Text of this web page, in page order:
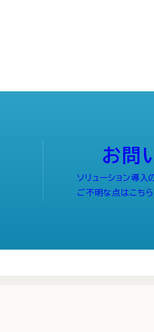
お問
ソリューション導入
ご不明な点はこち